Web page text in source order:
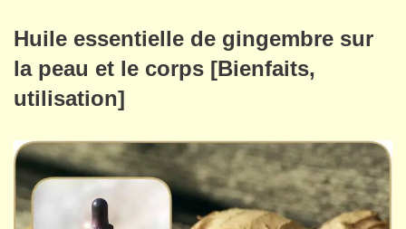
Huile essentielle de gingembre sur
la peau et le corps [Bienfaits,
utilisation]